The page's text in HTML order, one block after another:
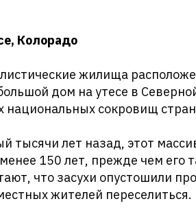
Колорадо
жилища
дом на утесе в
национальных сокровищ
тысячи лет назад, этот
150 лет, прежде чем его
что засухи опустошили
жителей переселиться.